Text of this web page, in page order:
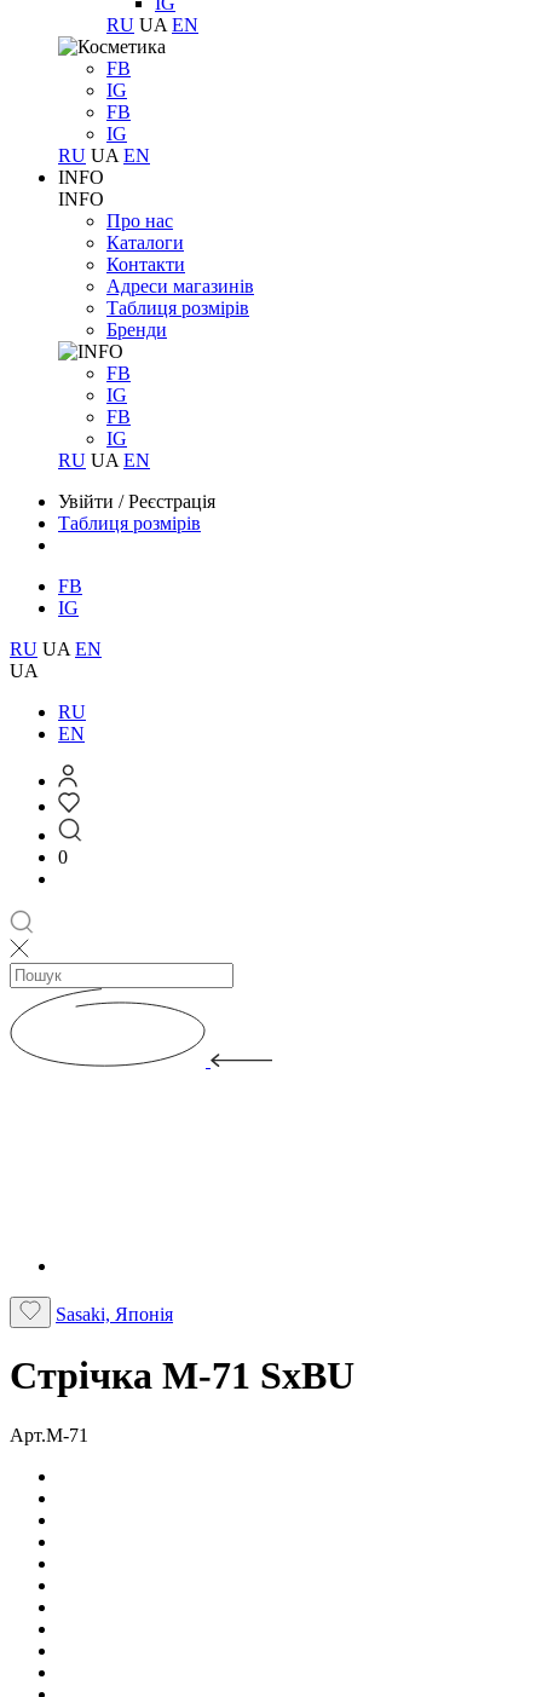
RU UA EN
FB
IG
FB
IG
RU UA EN
INFO
INFO
Про нас
Каталоги
Контакти
Адреси магазинів
Таблиця розмірів
Бренди
FB
IG
FB
IG
RU UA EN
Увійти /Реєстрація
Таблиця розмірів
FB
IG
RU UA EN
UA
RU
EN
0
Sasaki, Японія
Стрічка M-71 SxBU
Арт.M-71